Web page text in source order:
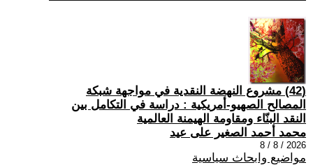
(42) مشروع النهضة النقدية في مواجهة شبكة
المصالح الصهيو-أمريكية : دراسة في التكامل بين
النقد البنّاء ومقاومة الهيمنة العالمية
محمد أحمد الصغير على عيد
2026 / 8 / 8
مواضيع وابحاث سياسية